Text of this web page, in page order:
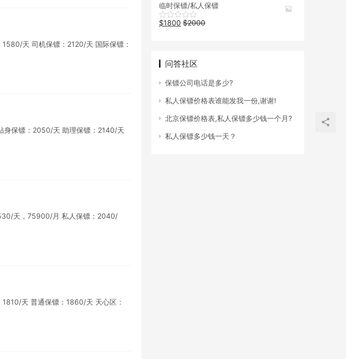
天 司机保镖：2120/天 国际保镖：
身保镖：2050/天 助理保镖：2140/天
天，75900/月 私人保镖：2040/
天 普通保镖：1860/天 天心区：
临时保镖/私人保镖
$1800 $2000
问答社区
保镖公司电话是多少?
私人保镖价格表谁能发我一份,谢谢!
北京保镖价格表,私人保镖多少钱一个月?
私人保镖多少钱一天？